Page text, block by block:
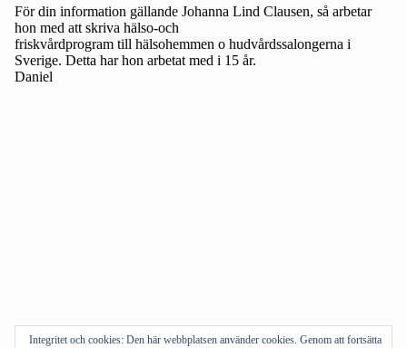
Integritet och cookies: Den här webbplatsen använder cookies. Genom att fortsätta